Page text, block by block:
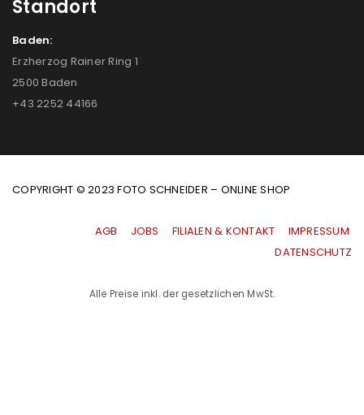
Standort
Baden:
Erzherzog Rainer Ring 1
2500 Baden
+43 2252 44166
COPYRIGHT © 2023 FOTO SCHNEIDER – ONLINE SHOP
AGB JOBS FILIALEN & KONTAKT
IMPRESSUM
|DATENSCHUTZ
Alle Preise inkl. der gesetzlichen MwSt.